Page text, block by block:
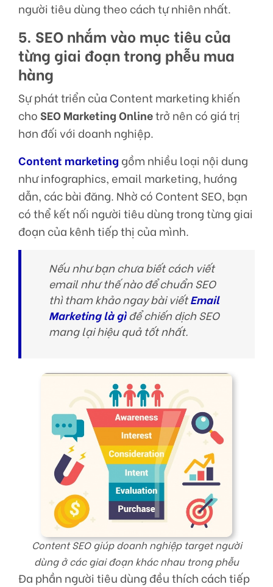
người tiêu dùng theo cách tự nhiên nhất.
5. SEO nhắm vào mục tiêu của
từng giai đoạn trong phễu mua
hàng
Sự phát triển của Content marketing khiến
choSEO Marketing Onlinetrở nên có giá trị
hơn đối với doanh nghiệp.
Content marketing gồm nhiều loại nội dung
như infographics, email marketing, hướng
dẫn, các bài đăng. Nhờ có Content SEO, bạn
có thể kết nối người tiêu dùng trong từng giai
đoạn của kênh tiếp thị của mình.
Nếu như bạn chưa biết cách viết
email như thế nào để chuẩn SEO
thì tham khảo ngay bài viếtEmail
Marketing là gìđể chiến dịch SEO
mang lại hiệu quả tốt nhất.
Content SEO giúp doanh nghiệp target người
dùng ở các giai đoạn khác nhau trong phễu
Đa phần người tiêu dùng đều thích cách tiếp